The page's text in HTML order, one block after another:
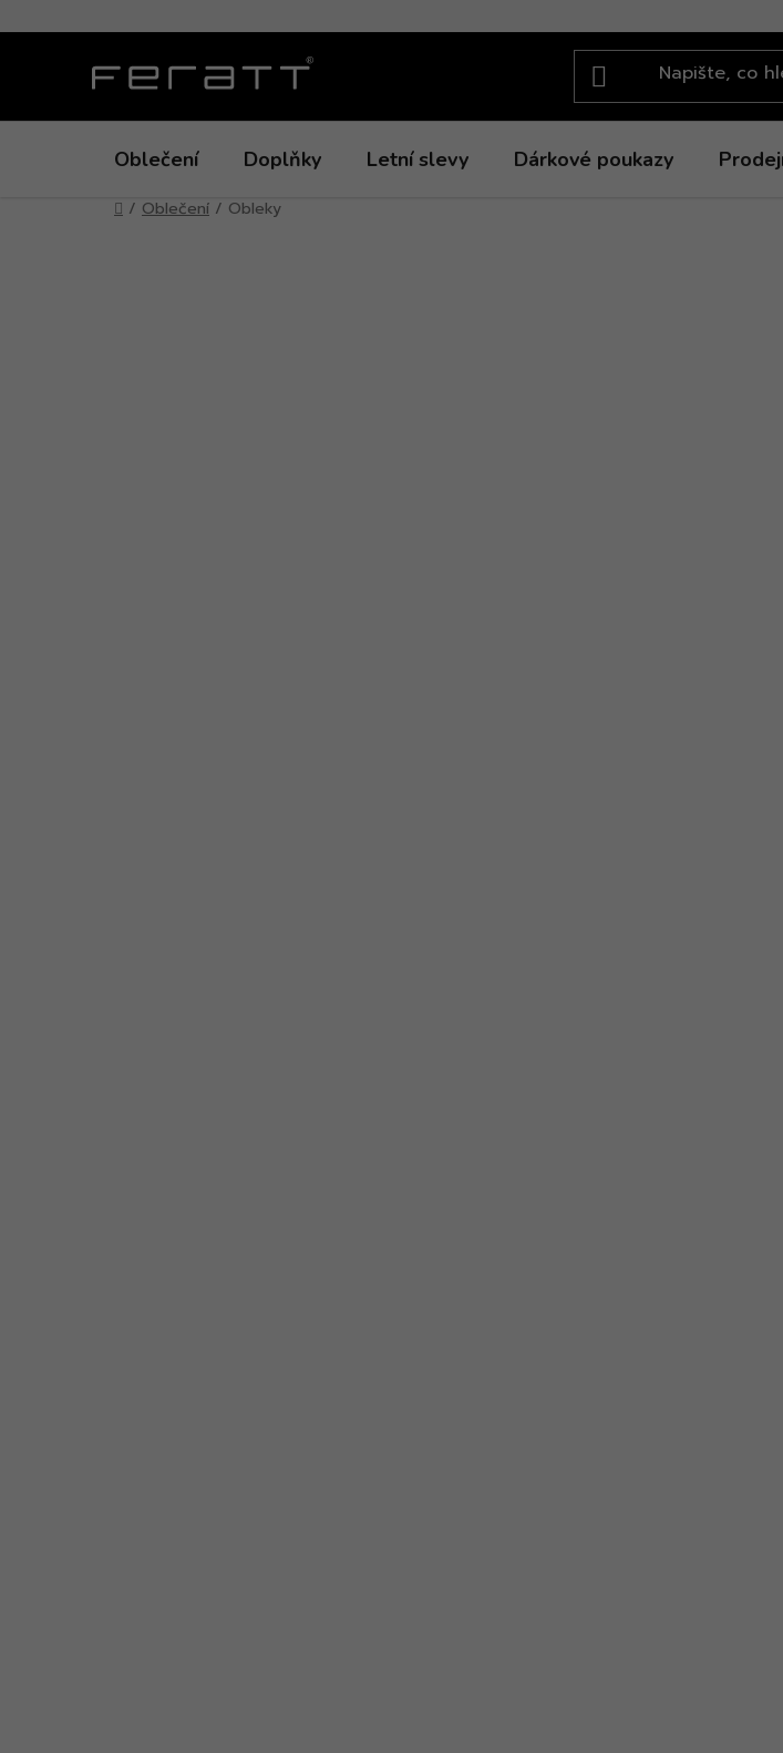
na
Oblečení Doplňky Letní slevy Dárkové poukazy
Domů
/ Oblečení / Obleky